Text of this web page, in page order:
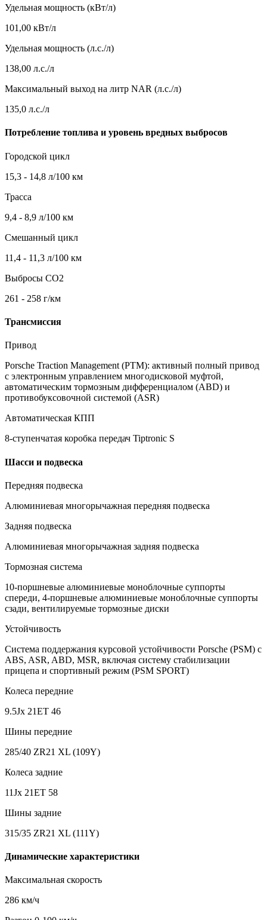
Удельная мощность (кВт/л)
101,00 кВт/л
Удельная мощность (л.с./л)
138,00 л.с./л
Максимальный выход на литр NAR (л.с./л)
135,0 л.с./л
Потребление топлива и уровень вредных выбросов
Городской цикл
15,3 - 14,8 л/100 км
Трасса
9,4 - 8,9 л/100 км
Смешанный цикл
11,4 - 11,3 л/100 км
Выбросы CO2
261 - 258 г/км
Трансмиссия
Привод
Porsche Traction Management (PTM): активный полный привод
с электронным управлением многодисковой муфтой,
автоматическим тормозным дифференциалом (ABD) и
противобуксовочной системой (ASR)
Автоматическая КПП
8-ступенчатая коробка передач Tiptronic S
Шасси и подвеска
Передняя подвеска
Алюминиевая многорычажная передняя подвеска
Задняя подвеска
Алюминиевая многорычажная задняя подвеска
Тормозная система
10-поршневые алюминиевые моноблочные суппорты
спереди, 4-поршневые алюминиевые моноблочные суппорты
сзади, вентилируемые тормозные диски
Устойчивость
Cистема поддержания курсовой устойчивости Porsche (PSM) с
ABS, ASR, ABD, MSR, включая систему стабилизации
прицепа и спортивный режим (PSM SPORT)
Колеса передние
9.5Jx 21ET 46
Шины передние
285/40 ZR21 XL (109Y)
Колеса задние
11Jx 21ET 58
Шины задние
315/35 ZR21 XL (111Y)
Динамические характеристики
Максимальная скорость
286 км/ч